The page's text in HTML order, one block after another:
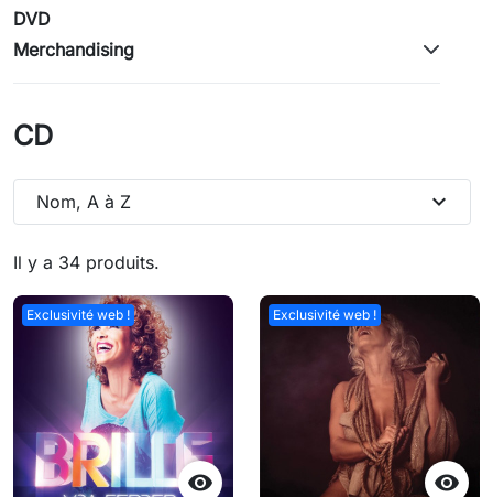
DVD
Merchandising
CD
Il y a 34 produits.
Nom, A à Z expand_more
Exclusivité web !

Exclusivité web !
